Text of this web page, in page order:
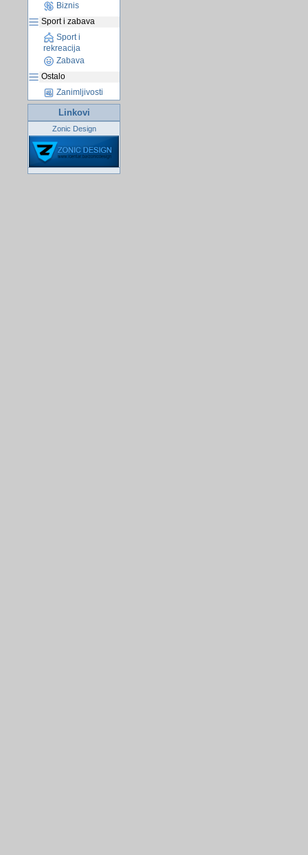
Biznis
Sport i zabava
Sport i
rekreacija
Zabava
Ostalo
Zanimljivosti
Linkovi
Zonic Design